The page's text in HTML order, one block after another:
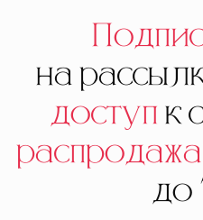
на
доступк
до